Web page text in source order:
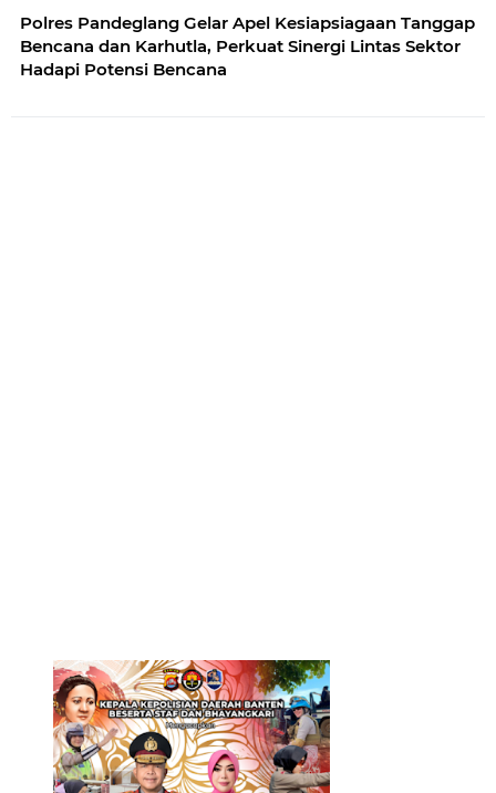
Polres Pandeglang Gelar Apel Kesiapsiagaan Tanggap
Bencana dan Karhutla, Perkuat Sinergi Lintas Sektor
Hadapi Potensi Bencana